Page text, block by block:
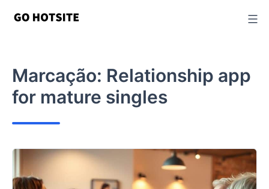
Marcação: Relationship app
for mature singles